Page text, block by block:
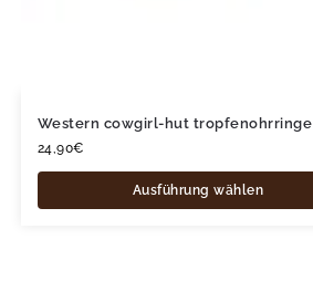
Western cowgirl-hut tropfenohrringe
24,90€
Ausführung wählen